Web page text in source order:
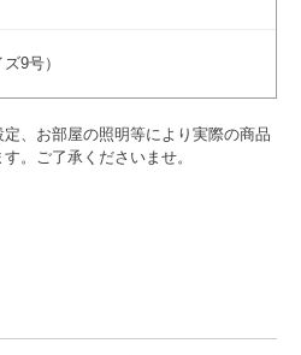
9号）
、お部屋の照明等により実際の商品
。ご了承くださいませ。